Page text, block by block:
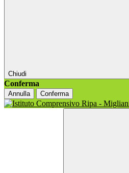
Chiudi
Conferma
Annulla Conferma